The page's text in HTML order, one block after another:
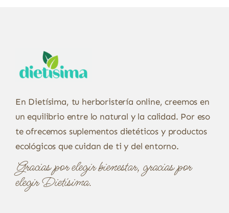
En Dietísima, tu herboristería online, creemos en
un equilibrio entre lo natural y la calidad. Por eso
te ofrecemos suplementos dietéticos y productos
ecológicos que cuidan de ti y del entorno.
Gracias por elegir bienestar, gracias por
elegir Dietísima.